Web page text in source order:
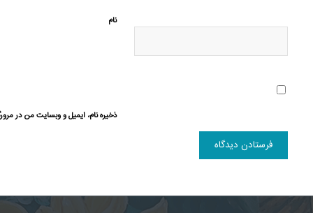
نام
ذخیره نام، ایمیل و وبسایت من در